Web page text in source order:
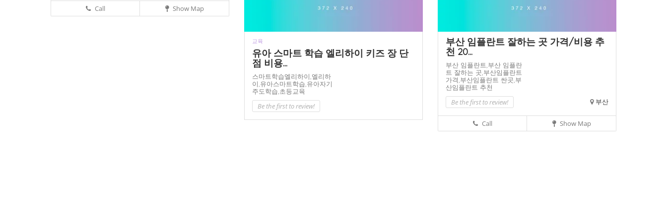
Call Show Map
교육
유아 스마트 학습 엘리하이 키즈 장 단
점 비용...
스마트학습엘리하이,엘리하
이,유아스마트학습,유아자기
주도학습,초등교육
Be the first to review!
부산 임플란트 잘하는 곳 가격/비용 추
천 20...
부산 임플란트,부산 임플란
트 잘하는 곳,부산임플란트
가격,부산임플란트 싼곳,부
산임플란트 추천
Be the first to review! 부산
Call Show Map